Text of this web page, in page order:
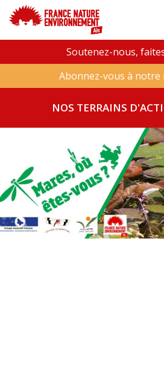
Soutenez-nous,
Abonnez-vous à
NOS TERRAINS